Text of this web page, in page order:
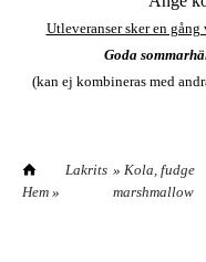
Utleveranser sker en gång
Goda
(kan ej kombineras med
Hem »
Lakrits » Kola, fudge
marshmallow